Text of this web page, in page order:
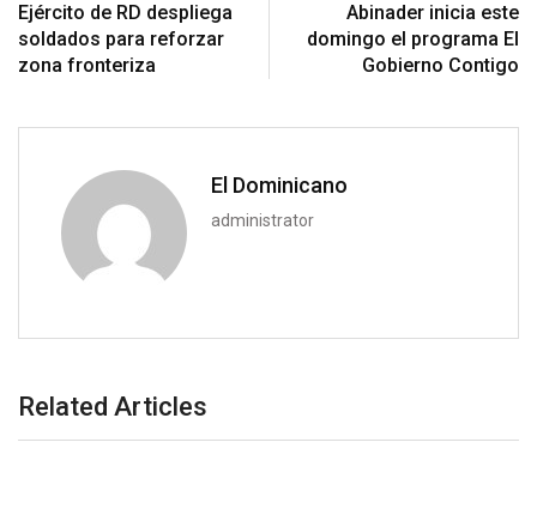
Ejército de RD despliega
soldados para reforzar
zona fronteriza
Abinader inicia este
domingo el programa El
Gobierno Contigo
El Dominicano
administrator
Related Articles